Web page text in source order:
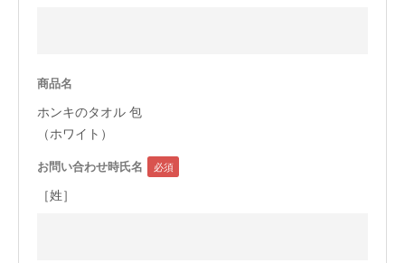
会員サービス
店舗リスト
ヘルプ
商品名
ホンキのタオル 包
（ホワイト）
お問い合わせ時氏名
［姓］